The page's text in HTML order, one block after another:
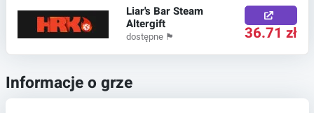
Liar's Bar Steam
Altergift
dostępne 🏴 36.71 zł
Informacje o grze